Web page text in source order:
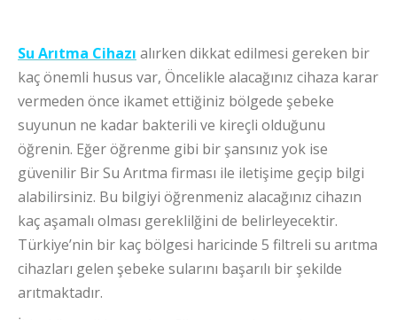
Su Arıtma Cihazı alırken dikkat edilmesi gereken bir
kaç önemli husus var, Öncelikle alacağınız cihaza karar
vermeden önce ikamet ettiğiniz bölgede şebeke
suyunun ne kadar bakterili ve kireçli olduğunu
öğrenin. Eğer öğrenme gibi bir şansınız yok ise
güvenilir Bir Su Arıtma firması ile iletişime geçip bilgi
alabilirsiniz. Bu bilgiyi öğrenmeniz alacağınız cihazın
kaç aşamalı olması gereklilğini de belirleyecektir.
Türkiye’nin bir kaç bölgesi haricinde 5 filtreli su arıtma
cihazları gelen şebeke sularını başarılı bir şekilde
arıtmaktadır.